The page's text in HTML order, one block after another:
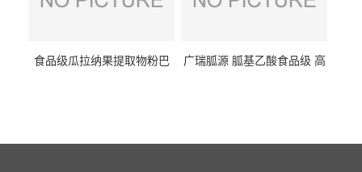
食品级瓜拉纳果提取物粉巴
广瑞胍源 胍基乙酸食品级 高